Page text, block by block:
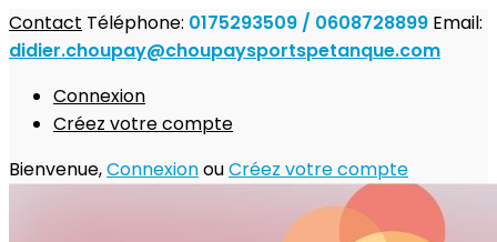
Contact Téléphone: 0175293509 / 0608728899 Email:
didier.choupay@choupaysportspetanque.com
Connexion
Créez votre compte
Bienvenue,ConnexionouCréez votre compte